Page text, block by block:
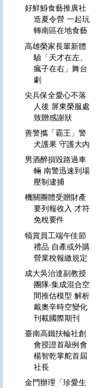
好鮮鯓食藝推廣社
造夏令營 一起玩
轉南區在地食藝
高雄榮家長輩新體
驗「天才在左、
瘋子在右」舞台
劇
尖兵保全愛心不落
人後 屏東榮服處
致贈感謝狀
善警攜「霸王」警
犬護果 守護大內
男酒醉損毀路過車
輛 南警迅速到場
壓制逮捕
機關團體受贈財產
要列報收入 才符
免稅要件
犒賞員工端午佳節
禮品 自產或外購
營業稅報繳規定
成大吳治達副教授
團隊-集成混合空
間推估模型 解析
戴奧辛時空變化
刊載國際期刊
臺南高鐵扶輪社創
會授證首敲例會
楊智乾掌舵首屆
社長
金門辦理「珍愛生